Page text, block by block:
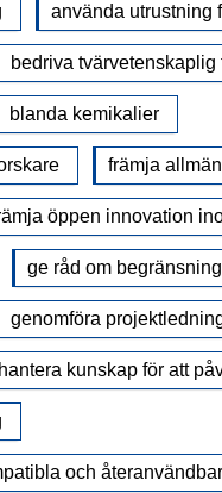
använda utrustning
bedriva tvärvetenskaplig
blanda kemikalier
främja
öppen innovation
ge råd om
genomföra
hantera kunskap för att
och